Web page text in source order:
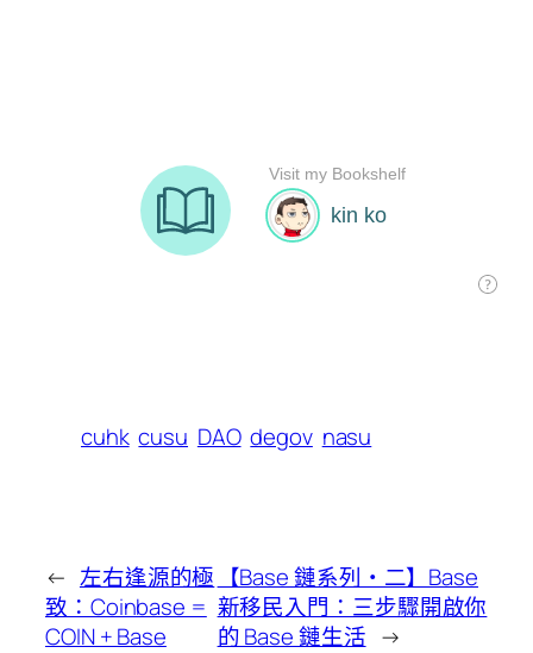
cuhk cusu DAO degov nasu
← 左右逢源的極
致：Coinbase =
COIN + Base
【Base 鏈系列・二】Base
新移民入門：三步驟開啟你
的 Base 鏈生活 →